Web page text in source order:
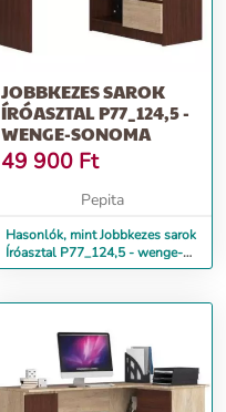
JOBBKEZES SAROK
ÍRÓASZTAL P77_124,5 -
WENGE-SONOMA
49 900 Ft
Pepita
Hasonlók, mint Jobbkezes sarok
Íróasztal P77_124,5 - wenge-
sonoma